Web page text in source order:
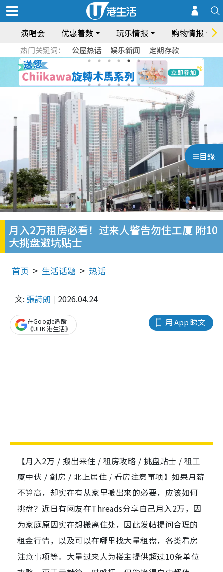
演唱会 优惠着数 玩乐情报 购物情报
热门关键词： 公屋热话 娱乐新闻 定期存款
目錄
月入2万租房必看！过来人警告勿住工厦 附10
大挑盘避坑贴士
首页 生活话题 热话
文: 張詩朗 2026.04.24
用 App 睇文
在Google追蹤
《UHK 港生活》
【月入2万 / 搬出来住 / 租房攻略 / 挑盘贴士 / 租工
厦中伏 / 劏房 / 北上居住 / 看房注意事项】如果月薪
不算高，却实在有从家里搬出来的必要，应该如何
挑盘？近日有网友在Threads分享自己月入2万，因
为家庭原因实在想搬离住处，因此发帖提问合理的
租金行情，以及可以在哪里找大量租盘，各类看房
注意事项等。大量过来人为楼主提供超过10条单位